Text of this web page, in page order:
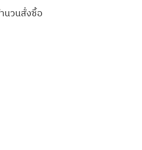
นวนสั่งซื้อ